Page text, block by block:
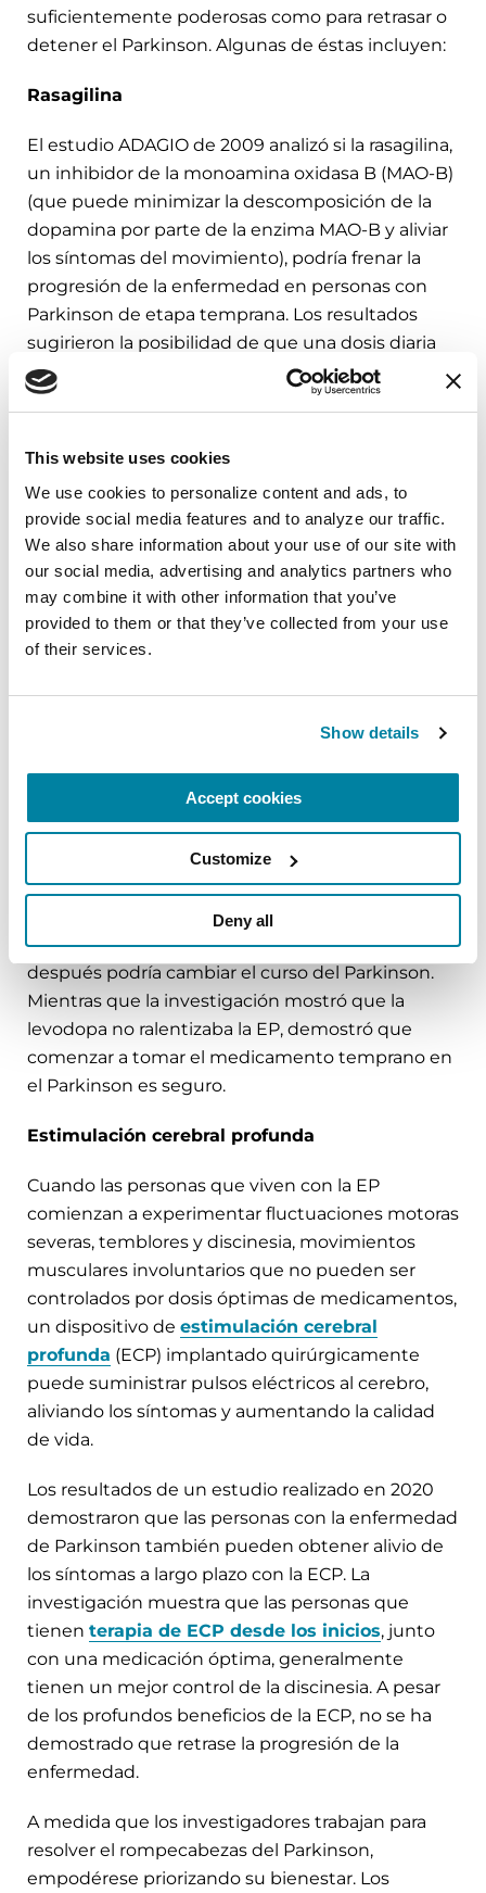
This website uses cookies
We use cookies to personalize content and ads, to
provide social media features and to analyze our traffic.
We also share information about your use of our site with
our social media, advertising and analytics partners who
may combine it with other information that you’ve
provided to them or that they’ve collected from your use
of their services.
Show details
Accept cookies
Customize
Deny all
suficientemente poderosas como para retrasar o
detener el Parkinson. Algunas de éstas incluyen:
Rasagilina
El estudio ADAGIO de 2009 analizó si la rasagilina,
un inhibidor de la monoamina oxidasa B (MAO-B)
(que puede minimizar la descomposición de la
dopamina por parte de la enzima MAO-B y aliviar
los síntomas del movimiento), podría frenar la
progresión de la enfermedad en personas con
Parkinson de etapa temprana. Los resultados
sugirieron la posibilidad de que una dosis diaria
de 1 mg de rasagilina podría tener potencial de
modificación de la enfermedad, pero una dosis
una amplia evidencia de que la rasagilina
controlaba mejor los síntomas de las personas
con la EP, por lo que se usa en conjunto con la
levodopa, actualmente el medicamento más
poderoso para el Parkinson y una base del
tratamiento desde su descubrimiento en la
La levodopa es una terapia eficaz probada a lo
largo del recorrido por el Parkinson.
Anteriormente, las personas a menudo
retrasaban el inicio de la terapia con levodopa
basándose en el mito de que dejaría de funcionar
después de unos años. Un estudio realizado en
2019 analizó si comenzar la levodopa antes o
después podría cambiar el curso del Parkinson.
Mientras que la investigación mostró que la
levodopa no ralentizaba la EP, demostró que
comenzar a tomar el medicamento temprano en
el Parkinson es seguro.
Estimulación cerebral profunda
Cuando las personas que viven con la EP
comienzan a experimentar fluctuaciones motoras
severas, temblores y discinesia, movimientos
musculares involuntarios que no pueden ser
controlados por dosis óptimas de medicamentos,
un dispositivo de estimulación cerebral
profunda (ECP) implantado quirúrgicamente
puede suministrar pulsos eléctricos al cerebro,
aliviando los síntomas y aumentando la calidad
de vida.
Los resultados de un estudio realizado en 2020
demostraron que las personas con la enfermedad
de Parkinson también pueden obtener alivio de
los síntomas a largo plazo con la ECP. La
investigación muestra que las personas que
tienen terapia de ECP desde los inicios, junto
con una medicación óptima, generalmente
tienen un mejor control de la discinesia. A pesar
de los profundos beneficios de la ECP, no se ha
demostrado que retrase la progresión de la
enfermedad.
A medida que los investigadores trabajan para
resolver el rompecabezas del Parkinson,
empodérese priorizando su bienestar. Los